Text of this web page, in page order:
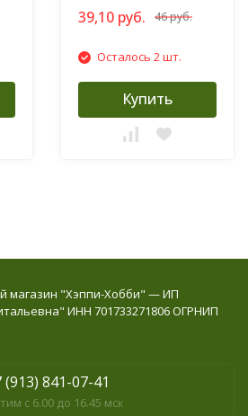
39,10 руб. 46 руб.
Осталось 2 шт.
Купить
магазин "Хэппи-Хобби" — ИП
ИНН 701733271806 ОГРНИП
(913) 841-07-41
с 6.00 до 16.45 мск